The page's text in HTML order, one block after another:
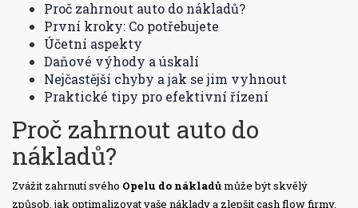
Proč zahrnout auto do nákladů?
První kroky: Co potřebujete
Účetní aspekty
Daňové výhody a úskalí
Nejčastější chyby a jak se jim vyhnout
Praktické tipy pro efektivní řízení
Proč zahrnout auto do
nákladů?
Zvážit zahrnutí svého Opelu do nákladůmůže být skvělý
způsob, jak optimalizovat vaše náklady a zlepšit cash flow firmy.